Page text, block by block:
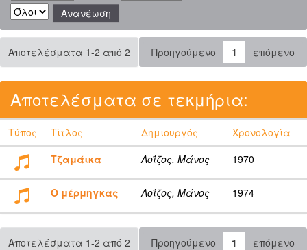
Αποτελέσματα 1-2 από 2 Προηγούμενο 1 επόμενο
Αποτελέσματα σε τεκμήρια:
Τύπος Τίτλος Δημιουργός
Χρονολογία
Τζαμάικα
Λοΐζος, Μάνος 1970
Ο μέρμηγκας Λοΐζος, Μάνος 1974
Αποτελέσματα 1-2 από 2 Προηγούμενο 1 επόμενο